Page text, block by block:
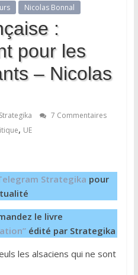
Nicolas Bonnal
:
pour les
– Nicolas
7 Commentaires
, UE
Strategika pour
le livre
édité par Strategika
les alsaciens qui ne sont